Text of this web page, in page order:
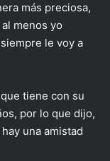
más preciosa,
menos yo
le voy a
tiene con su
por lo que dijo,
una amistad